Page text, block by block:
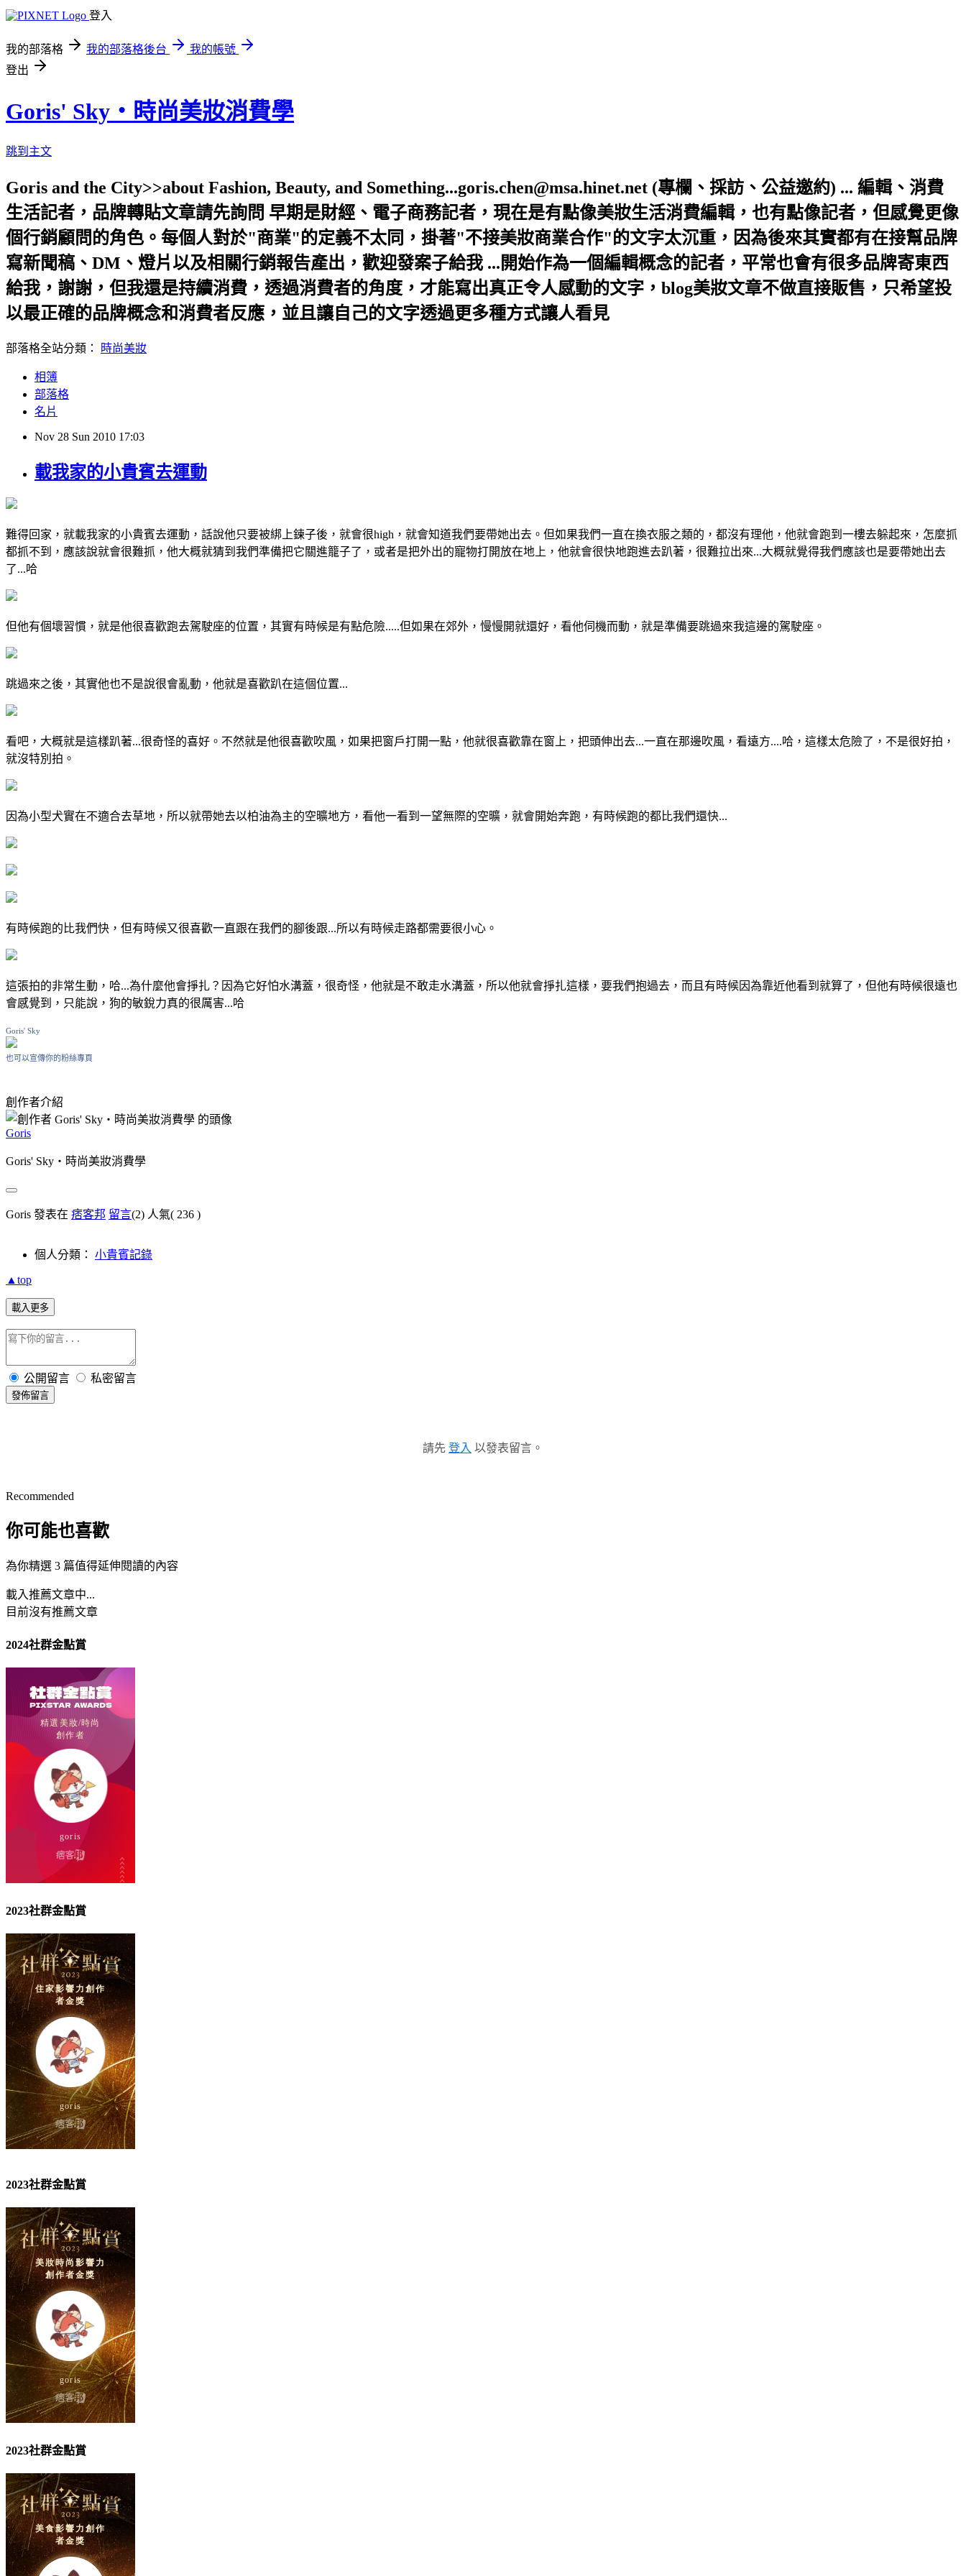
登入
我的部落格 我的部落格後台
我的帳號
登出
Goris' Sky‧時尚美妝消費學
跳到主文
Goris and the City>>about Fashion, Beauty, and Something...goris.chen@msa.hinet.net (專欄、採訪、公益邀約) ... 編輯、消費
生活記者，品牌轉貼文章請先詢問 早期是財經、電子商務記者，現在是有點像美妝生活消費編輯，也有點像記者，但感覺更像
個行銷顧問的角色。每個人對於"商業"的定義不太同，掛著"不接美妝商業合作"的文字太沉重，因為後來其實都有在接幫品牌
寫新聞稿、DM、燈片以及相關行銷報告產出，歡迎發案子給我 ...開始作為一個編輯概念的記者，平常也會有很多品牌寄東西
給我，謝謝，但我還是持續消費，透過消費者的角度，才能寫出真正令人感動的文字，blog美妝文章不做直接販售，只希望投
以最正確的品牌概念和消費者反應，並且讓自己的文字透過更多種方式讓人看見
部落格全站分類： 時尚美妝
相簿
部落格
名片
Nov 28 Sun 2010 17:03
載我家的小貴賓去運動
難得回家，就載我家的小貴賓去運動，話說他只要被綁上鍊子後，就會很high，就會知道我們要帶她出去。但如果我們一直在換衣服之類的，都沒有理他，他就會跑到一樓去躲起來，怎麼抓
都抓不到，應該說就會很難抓，他大概就猜到我們準備把它關進籠子了，或者是把外出的寵物打開放在地上，他就會很快地跑進去趴著，很難拉出來...大概就覺得我們應該也是要帶她出去
了...哈
但他有個壞習慣，就是他很喜歡跑去駕駛座的位置，其實有時候是有點危險.....但如果在郊外，慢慢開就還好，看他伺機而動，就是準備要跳過來我這邊的駕駛座。
跳過來之後，其實他也不是說很會亂動，他就是喜歡趴在這個位置...
看吧，大概就是這樣趴著...很奇怪的喜好。不然就是他很喜歡吹風，如果把窗戶打開一點，他就很喜歡靠在窗上，把頭伸出去...一直在那邊吹風，看遠方....哈，這樣太危險了，不是很好拍，
就沒特別拍。
因為小型犬實在不適合去草地，所以就帶她去以柏油為主的空曠地方，看他一看到一望無際的空曠，就會開始奔跑，有時候跑的都比我們還快...
有時候跑的比我們快，但有時候又很喜歡一直跟在我們的腳後跟...所以有時候走路都需要很小心。
這張拍的非常生動，哈...為什麼他會掙扎？因為它好怕水溝蓋，很奇怪，他就是不敢走水溝蓋，所以他就會掙扎這樣，要我們抱過去，而且有時候因為靠近他看到就算了，但他有時候很遠也
會感覺到，只能說，狗的敏銳力真的很厲害...哈
Goris' Sky
也可以宣傳你的粉絲專頁
創作者介紹
Goris
Goris' Sky‧時尚美妝消費學
Goris 發表在 痞客邦 留言(2) 人氣( 236 )
個人分類： 小貴賓記錄
▲top
載入更多
公開留言 私密留言
發佈留言
請先 登入 以發表留言。
Recommended
你可能也喜歡
為你精選 3 篇值得延伸閱讀的內容
載入推薦文章中...
目前沒有推薦文章
2024社群金點賞
2023社群金點賞
2023社群金點賞
2023社群金點賞